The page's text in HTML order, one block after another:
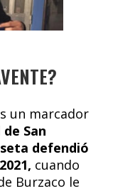
un marcador
San
defendió
cuando
Burzaco le